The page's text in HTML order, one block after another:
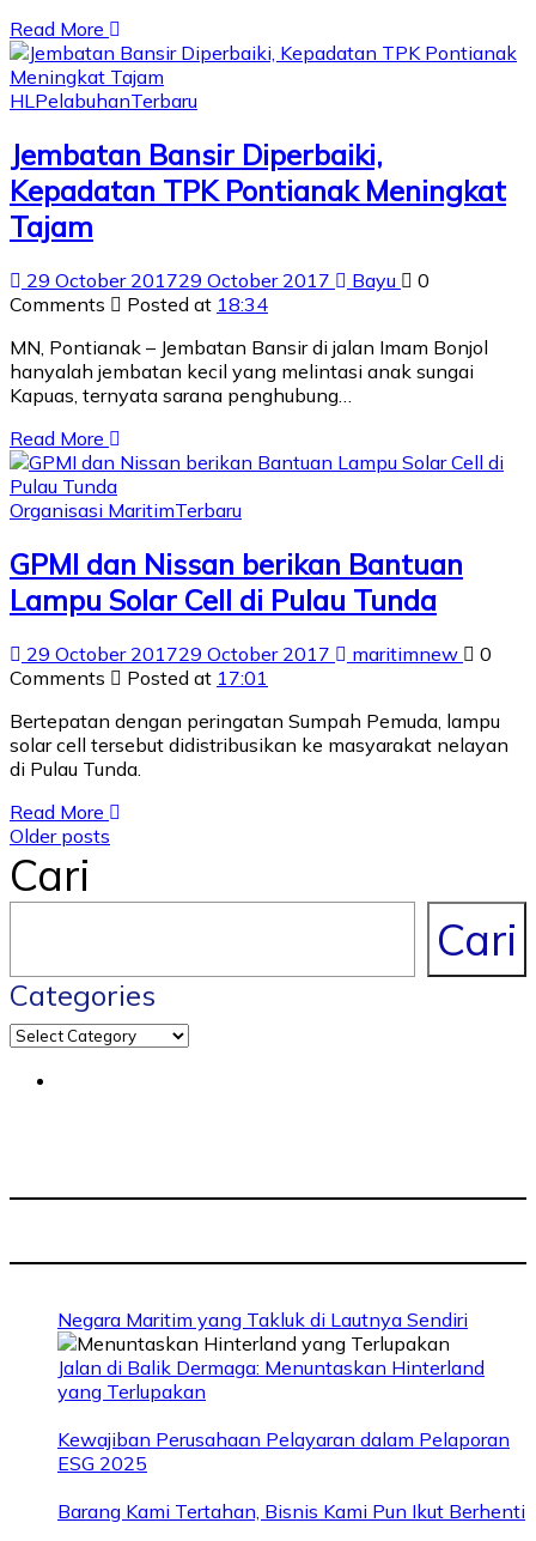
Read More
HLPelabuhanTerbaru
Jembatan Bansir Diperbaiki,
Kepadatan TPK Pontianak Meningkat
Tajam
29 October 201729 October 2017 Bayu
0
Comments
Posted at 18:34
MN, Pontianak – Jembatan Bansir di jalan Imam Bonjol
hanyalah jembatan kecil yang melintasi anak sungai
Kapuas, ternyata sarana penghubung…
Read More
Organisasi MaritimTerbaru
GPMI dan Nissan berikan Bantuan
Lampu Solar Cell di Pulau Tunda
29 October 201729 October 2017 maritimnew
0
Comments
Posted at 17:01
Bertepatan dengan peringatan Sumpah Pemuda, lampu
solar cell tersebut didistribusikan ke masyarakat nelayan
di Pulau Tunda.
Read More
Older posts
Cari
Cari
Categories
Negara Maritim yang Takluk di Lautnya Sendiri
Jalan di Balik Dermaga: Menuntaskan Hinterland
yang Terlupakan
Kewajiban Perusahaan Pelayaran dalam Pelaporan
ESG 2025
Barang Kami Tertahan, Bisnis Kami Pun Ikut Berhenti